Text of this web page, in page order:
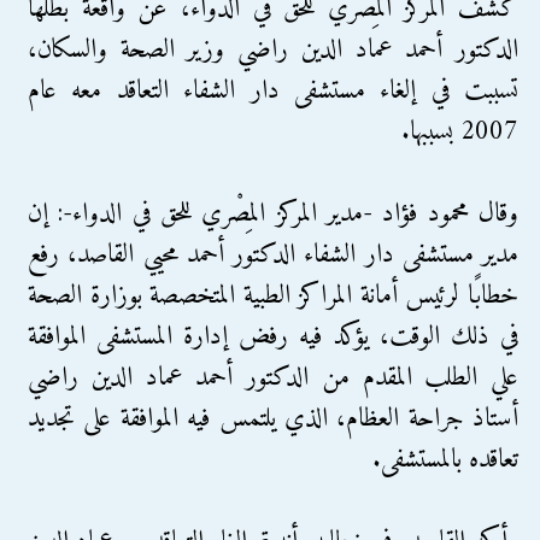
الدكتور أحمد عماد الدين راضي وزير الصحة والسكان،
تسببت في إلغاء مستشفى دار الشفاء التعاقد معه عام
2007 بسببها.
وقال محمود فؤاد -مدير المركز المِصْري للحق في الدواء-: إن
مدير مستشفى دار الشفاء الدكتور أحمد محيي القاصد، رفع
خطابًا لرئيس أمانة المراكز الطبية المتخصصة بوزارة الصحة
في ذلك الوقت، يؤكد فيه رفض إدارة المستشفى الموافقة
علي الطلب المقدم من الدكتور أحمد عماد الدين راضي
أستاذ جراحة العظام، الذي يلتمس فيه الموافقة على تجديد
تعاقده بالمستشفى.